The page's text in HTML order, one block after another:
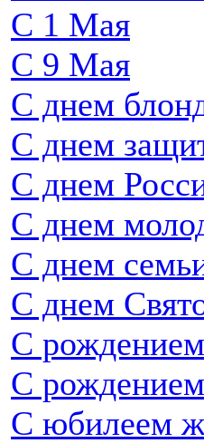
С 1 Мая
С 9 Мая
С днем
С днем
С днем
С днем
С днем
С днем
С
С
С юбилеем